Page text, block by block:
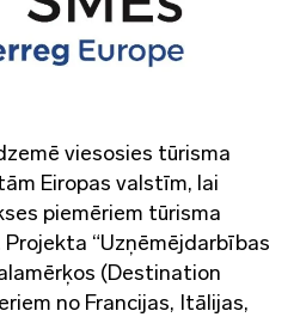
viesosies tūrisma
Eiropas valstīm, lai
piemēriem tūrisma
“Uzņēmējdarbības
(Destination
no Francijas, Itālijas,